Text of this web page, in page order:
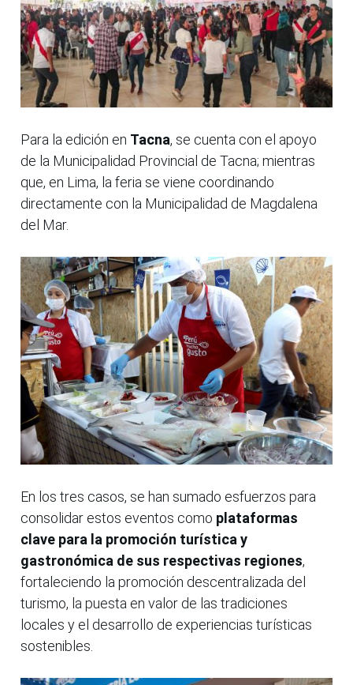
Para la edición en Tacna, se cuenta con el apoyo
de la Municipalidad Provincial de Tacna; mientras
que, en Lima, la feria se viene coordinando
directamente con la Municipalidad de Magdalena
del Mar.
En los tres casos, se han sumado esfuerzos para
consolidar estos eventos como plataformas
clave para la promoción turística y
gastronómica de sus respectivas regiones,
fortaleciendo la promoción descentralizada del
turismo, la puesta en valor de las tradiciones
locales y el desarrollo de experiencias turísticas
sostenibles.